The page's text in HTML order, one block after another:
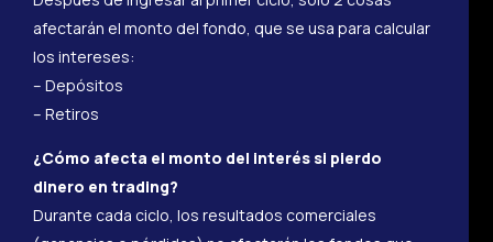
afectarán el monto del fondo, que se usa para calcular
los intereses:
– Depósitos
– Retiros
¿Cómo afecta el monto del interés si pierdo
dinero en trading?
Durante cada ciclo, los resultados comerciales